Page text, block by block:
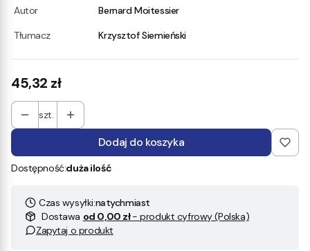
Autor
Bernard Moitessier
Tłumacz
Krzysztof Siemieński
Cena
45,32 zł
szt.
Dodaj do koszyka
Dostępność:duża ilość
Czas wysyłki:natychmiast
Dostawa od 0,00 zł- produkt cyfrowy (Polska)
Zapytaj o produkt